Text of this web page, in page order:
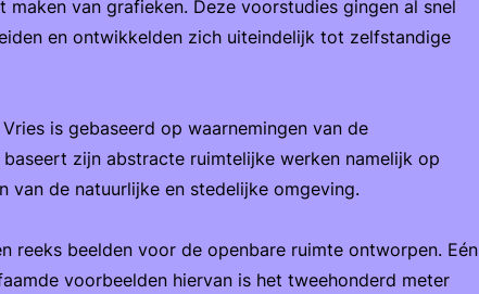
maken van grafieken. Deze voorstudies gingen al snel
en ontwikkelden zich uiteindelijk tot zelfstandige
is gebaseerd op waarnemingen van de
zijn abstracte ruimtelijke werken namelijk op
van de natuurlijke en stedelijke omgeving.
reeks beelden voor de openbare ruimte ontworpen. Eén
voorbeelden hiervan is het tweehonderd meter